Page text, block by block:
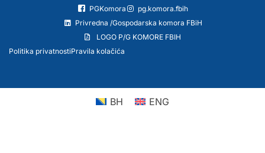
PGKomora
pg.komora.fbih
Privredna /Gospodarska komora FBiH
LOGO P/G KOMORE FBIH
Politika privatnostiPravila kolačića
BH ENG